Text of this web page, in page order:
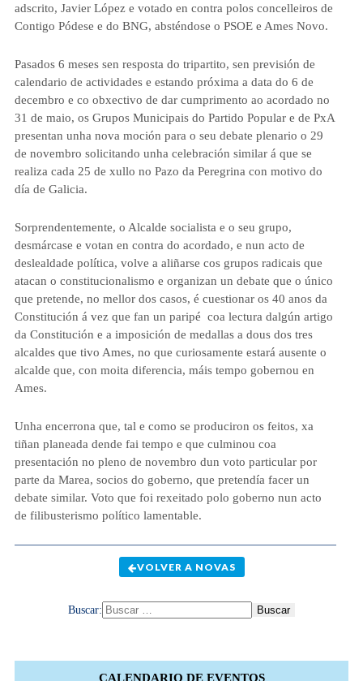
adscrito, Javier López e votado en contra polos concelleiros de
Contigo Pódese e do BNG, absténdose o PSOE e Ames Novo.
Pasados 6 meses sen resposta do tripartito, sen previsión de
calendario de actividades e estando próxima a data do 6 de
decembro e co obxectivo de dar cumprimento ao acordado no
31 de maio, os Grupos Municipais do Partido Popular e de PxA
presentan unha nova moción para o seu debate plenario o 29
de novembro solicitando unha celebración similar á que se
realiza cada 25 de xullo no Pazo da Peregrina con motivo do
día de Galicia.
Sorprendentemente, o Alcalde socialista e o seu grupo,
desmárcase e votan en contra do acordado, e nun acto de
deslealdade política, volve a aliñarse cos grupos radicais que
atacan o constitucionalismo e organizan un debate que o único
que pretende, no mellor dos casos, é cuestionar os 40 anos da
Constitución á vez que fan un paripé coa lectura dalgún artigo
da Constitución e a imposición de medallas a dous dos tres
alcaldes que tivo Ames, no que curiosamente estará ausente o
alcalde que, con moita diferencia, máis tempo gobernou en
Ames.
Unha encerrona que, tal e como se produciron os feitos, xa
tiñan planeada dende fai tempo e que culminou coa
presentación no pleno de novembro dun voto particular por
parte da Marea, socios do goberno, que pretendía facer un
debate similar. Voto que foi rexeitado polo goberno nun acto
de filibusterismo político lamentable.
VOLVER A NOVAS
Buscar:
CALENDARIO DE EVENTOS